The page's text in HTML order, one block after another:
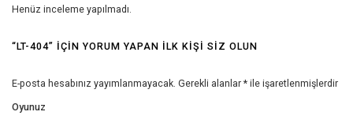
Henüz inceleme yapılmadı.
“LT-404” IÇIN YORUM YAPAN ILK KIŞI SIZ OLUN
E-posta hesabınız yayımlanmayacak. Gerekli alanlar * ile işaretlenmişlerdir
Oyunuz